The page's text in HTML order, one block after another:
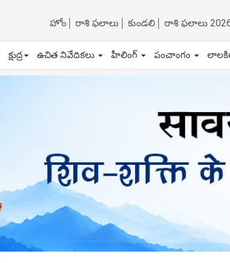
హోం రాశి ఫలాలు కుండలి రాశి ఫలాలు
క్షుద్ర ఉచిత నివేదికలు హీలింగ్ పంచాంగం